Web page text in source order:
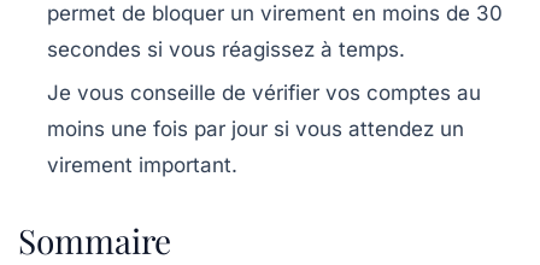
permet de bloquer un virement en moins de 30
secondes si vous réagissez à temps.
Je vous conseille de vérifier vos comptes au
moins une fois par jour si vous attendez un
virement important.
Sommaire